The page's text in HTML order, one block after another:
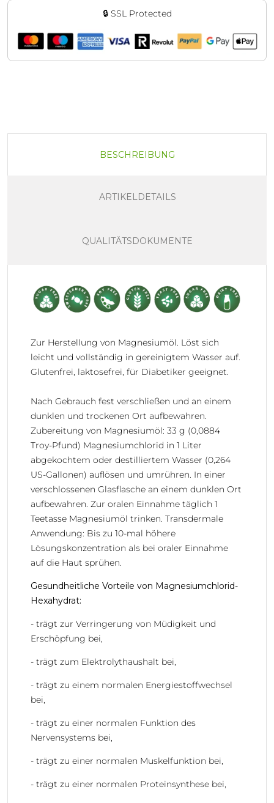
🔒 SSL Protected
BESCHREIBUNG
ARTIKELDETAILS
QUALITÄTSDOKUMENTE
Zur Herstellung von Magnesiumöl. Löst sich
leicht und vollständig in gereinigtem Wasser auf.
Glutenfrei, laktosefrei, für Diabetiker geeignet.
Nach Gebrauch fest verschließen und an einem
dunklen und trockenen Ort aufbewahren.
Zubereitung von Magnesiumöl: 33 g (0,0884
Troy-Pfund) Magnesiumchlorid in 1 Liter
abgekochtem oder destilliertem Wasser (0,264
US-Gallonen) auflösen und umrühren. In einer
verschlossenen Glasflasche an einem dunklen Ort
aufbewahren. Zur oralen Einnahme täglich 1
Teetasse Magnesiumöl trinken. Transdermale
Anwendung: Bis zu 10-mal höhere
Lösungskonzentration als bei oraler Einnahme
auf die Haut sprühen.
Gesundheitliche Vorteile von Magnesiumchlorid-
Hexahydrat:
- trägt zur Verringerung von Müdigkeit und
Erschöpfung bei,
- trägt zum Elektrolythaushalt bei,
- trägt zu einem normalen Energiestoffwechsel
bei,
- trägt zu einer normalen Funktion des
Nervensystems bei,
- trägt zu einer normalen Muskelfunktion bei,
- trägt zu einer normalen Proteinsynthese bei,